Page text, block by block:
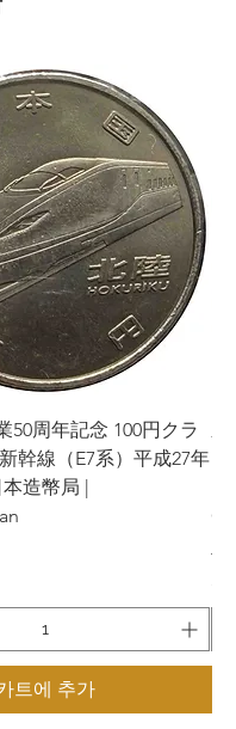
50周年記念 100円クラ
幹線（E7系）平成27年
本造幣局 |
트에 추가